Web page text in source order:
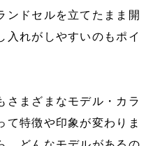
ンドセルを立てたまま開
入れがしやすいのもポイ
さまざまなモデル・カラ
て特徴や印象が変わりま